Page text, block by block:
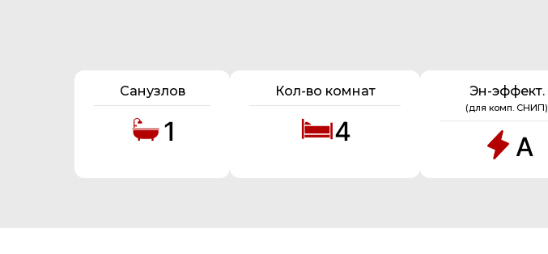
Санузлов
1
Кол-во комнат
4
Эн-эффект.
(для комп. СНИП)
А